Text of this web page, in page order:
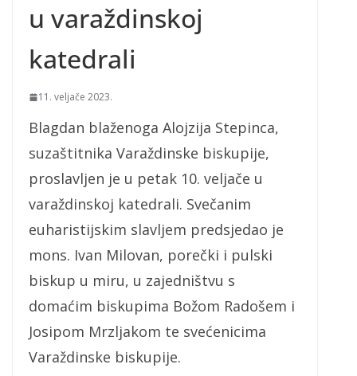
u varaždinskoj
katedrali
11. veljače 2023.
Blagdan blaženoga Alojzija Stepinca,
suzaštitnika Varaždinske biskupije,
proslavljen je u petak 10. veljače u
varaždinskoj katedrali. Svečanim
euharistijskim slavljem predsjedao je
mons. Ivan Milovan, porečki i pulski
biskup u miru, u zajedništvu s
domaćim biskupima Božom Radošem i
Josipom Mrzljakom te svećenicima
Varaždinske biskupije.